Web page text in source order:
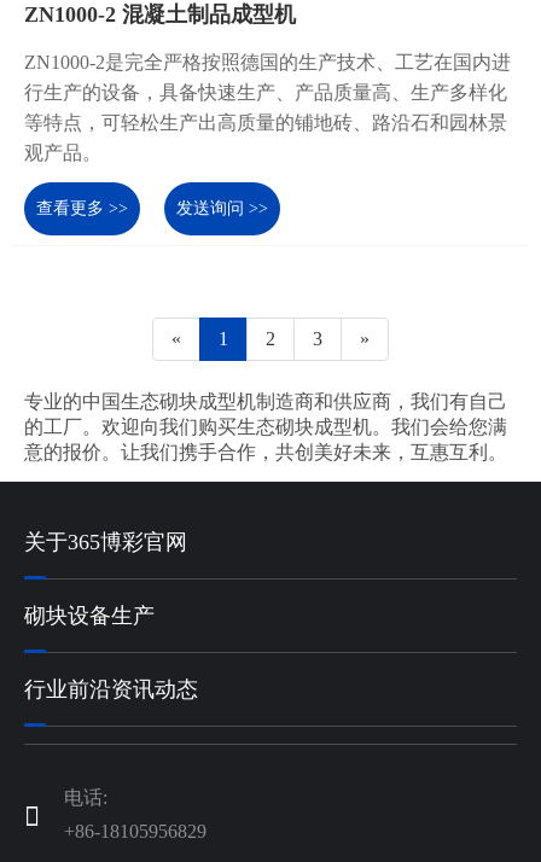
ZN1000-2 混凝土制品成型机
ZN1000-2是完全严格按照德国的生产技术、工艺在国内进
行生产的设备，具备快速生产、产品质量高、生产多样化
等特点，可轻松生产出高质量的铺地砖、路沿石和园林景
观产品。
查看更多 >> 发送询问 >>
« 1 2 3 »
专业的中国生态砌块成型机制造商和供应商，我们有自己
的工厂。欢迎向我们购买生态砌块成型机。我们会给您满
意的报价。让我们携手合作，共创美好未来，互惠互利。
关于365博彩官网
砌块设备生产
行业前沿资讯动态

电话:
+86-18105956829